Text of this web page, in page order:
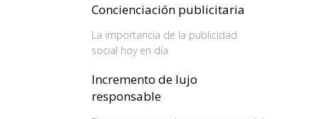
Concienciación publicitaria
La importancia de la publicidad
social hoy en día
Incremento de lujo
responsable